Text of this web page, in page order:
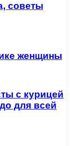
советы
женщины
с курицей
для всей